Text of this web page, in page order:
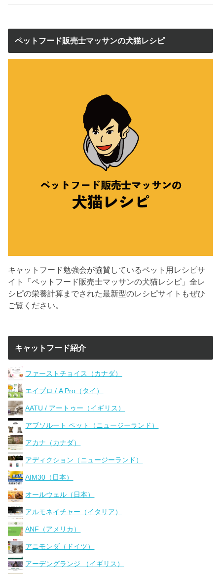
ペットフード販売士マッサンの犬猫レシピ
キャットフード勉強会が協賛しているペット用レシピサ
イト「ペットフード販売士マッサンの犬猫レシピ」全レ
シピの栄養計算までされた最新型のレシピサイトもぜひ
ご覧ください。
キャットフード紹介
ファーストチョイス（カナダ）
エイプロ / A Pro（タイ）
AATU / アートゥー（イギリス）
アブソルート ペット（ニュージーランド）
アカナ（カナダ）
アディクション（ニュージーランド）
AIM30（日本）
オールウェル（日本）
アルモネイチャー（イタリア）
ANF（アメリカ）
アニモンダ（ドイツ）
アーデングランジ （イギリス）